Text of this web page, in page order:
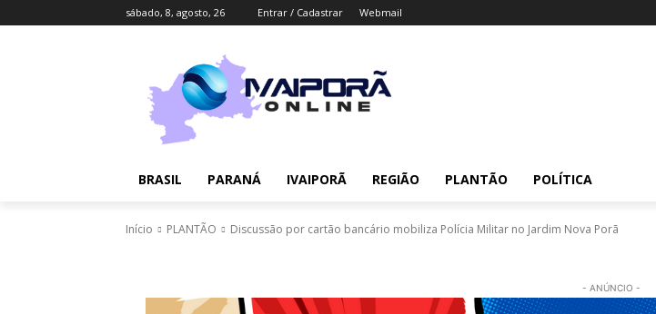
sábado, 8, agosto, 26 Entrar / Cadastrar Webmail
BRASIL PARANÁ IVAIPORÃ REGIÃO PLANTÃO POLÍTICA
Início PLANTÃO Discussão por cartão bancário mobiliza Polícia Militar no Jardim Nova Porã
- ANÚNCIO -